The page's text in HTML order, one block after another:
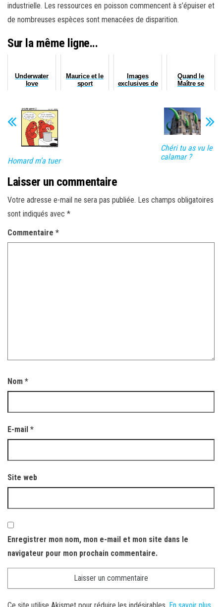
industrielle. Les ressources en poisson commencent à s’épuiser et
de nombreuses espèces sont menacées de disparition.
Sur la même ligne...
Underwater
love
Maurice et le
sport
Images
exclusives de
Quand le
Maître se
Homard m’a tuer
Chéri tu as vu le
calamar ?
Laisser un commentaire
Votre adresse e-mail ne sera pas publiée. Les champs obligatoires
sont indiqués avec *
Commentaire *
Nom *
E-mail *
Site web
Enregistrer mon nom, mon e-mail et mon site dans le
navigateur pour mon prochain commentaire.